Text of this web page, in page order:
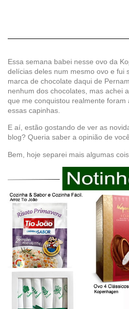
Essa semana babei nesse ovo da
delícias deles num mesmo ovo e fui
marca de chocolate daqui de
nenhum dos chocolates, mas achei
que me conquistou realmente foram
essas capinhas.
E aí, estão gostando de ver as
blog? Queria saber a opinião de
Bem, hoje separei mais algumas